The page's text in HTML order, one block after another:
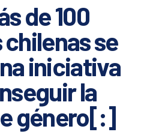
de 100
se
iniciativa
la
género[:]